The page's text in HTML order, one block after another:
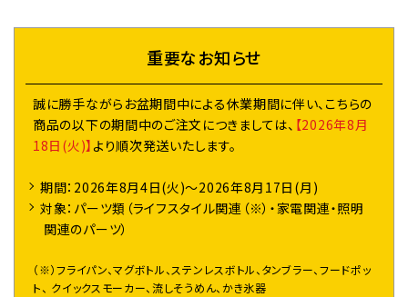
)
重要なお知らせ
誠に勝手ながらお盆期間中による休業期間に伴い、こちらの
商品の以下の期間中のご注文につきましては、 【2026年8月
18日(火)】 より順次発送いたします。
期間：2026年8月4日(火)～2026年8月17日(月)
対象：パーツ類（ライフスタイル関連（※）・家電関連・照明
関連のパーツ）
（※）フライパン、マグボトル、ステンレスボトル、タンブラー、フードポッ
ト、 クイックスモーカー、流しそうめん、かき氷器